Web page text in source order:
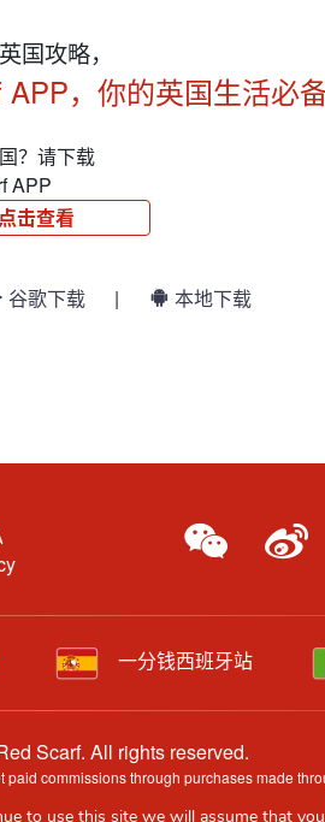
国攻略，
，你的英国生活必
？请下载
APP
点击查看
谷歌下载 | 本地下载
一分钱西班牙站
Scarf. All rights reserved.
commissions through purchases made
to use this site we will assume that